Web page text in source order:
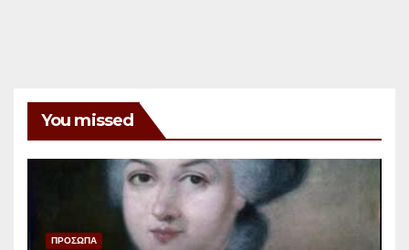
You missed
ΠΡΟΣΩΠΑ